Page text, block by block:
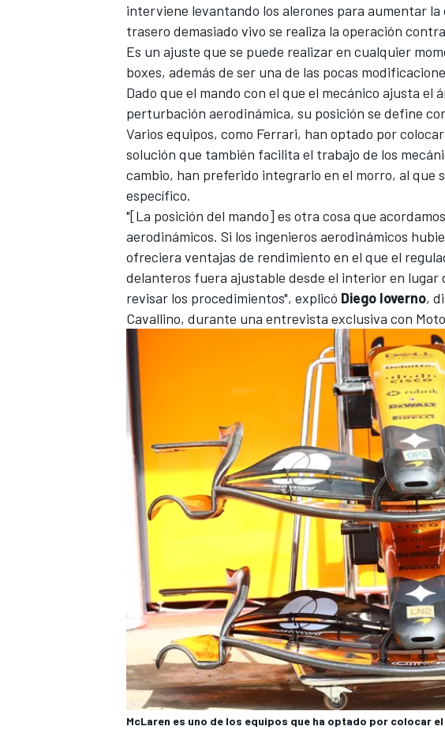
interviene levantando los alerones para aumentar
trasero demasiado vivo se realiza la operación
Es un ajuste que se puede realizar en cualquier
boxes, además de ser una de las pocas
Dado que el mando con el que el mecánico ajusta el
perturbación aerodinámica, su posición se define
Varios equipos, como Ferrari, han optado por
solución que también facilita el trabajo de los
cambio, han preferido integrarlo en el morro, al que
específico.
"[La posición del mando] es otra cosa que
aerodinámicos. Si los ingenieros aerodinámicos
ofreciera ventajas de rendimiento en el que el
delanteros fuera ajustable desde el interior en lugar
revisar los procedimientos", explicó Diego Ioverno,
Cavallino, durante una entrevista exclusiva con
McLaren es uno de los equipos que ha optado por colocar